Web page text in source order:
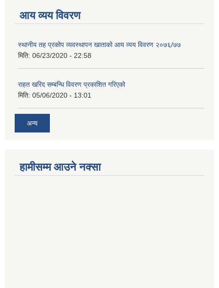
आय व्यय विवरण
स्थानीय तह प्रकोप व्यवस्थापन खाताको आय व्यय विवरण २०७६/७७
मिति: 06/23/2020 - 22:58
राहत खरिद सम्बन्धि विवरण प्रकाशित गरिएको
मिति: 05/06/2020 - 13:01
अन्य
हामीसम्म आउने नक्सा